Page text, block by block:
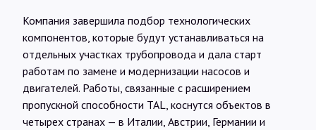
Компания завершила подбор технологических
компонентов, которые будут устанавливаться на
отдельных участках трубопровода и дала старт
работам по замене и модернизации насосов и
двигателей. Работы, связанные с расширением
пропускной способности TAL, коснутся объектов в
четырех странах — в Италии, Австрии, Германии и